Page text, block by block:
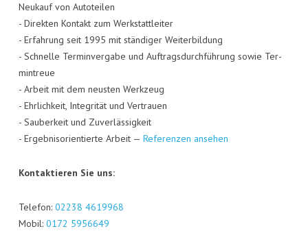
Neu­kauf von Auto­tei­len
- Direk­ten Kon­takt zum Werk­statt­lei­ter
- Erfah­rung seit 1995 mit stän­di­ger Wei­ter­bil­dung
- Schnel­le Ter­min­ver­ga­be und Auf­trags­durch­füh­rung sowie Ter­
min­treue
- Arbeit mit dem neus­ten Werk­zeug
- Ehr­lich­keit, Inte­gri­tät und Ver­trau­en
- Sau­ber­keit und Zuver­läs­sig­keit
- Ergeb­nis­ori­en­tier­te Arbeit — Refe­ren­zen ansehen
Kon­tak­tie­ren Sie uns:
Tele­fon: 02238 4619968
Mobil: 0172 5956649